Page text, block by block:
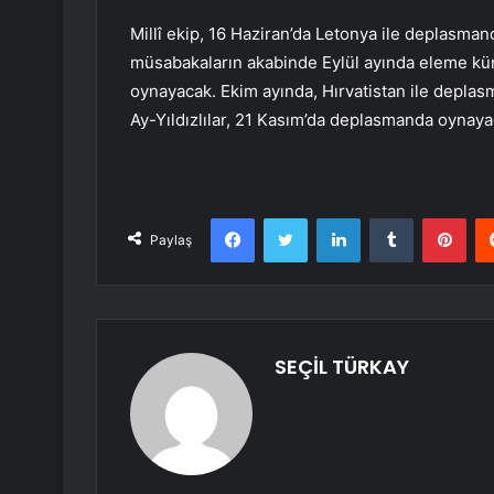
Millî ekip, 16 Haziran’da Letonya ile
müsabakaların akabinde Eylül ayında eleme
oynayacak. Ekim ayında, Hırvatistan ile
Ay-Yıldızlılar, 21 Kasım’da deplasmanda
Paylaş
FacebookTwitter LinkedInTumblr
SEÇİL TÜRKAY